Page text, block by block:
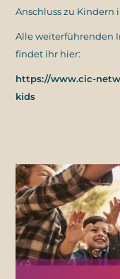
Anschluss zu Kindern
Alle weiterführenden
findet ihr hier:
https://www.cic-
kids